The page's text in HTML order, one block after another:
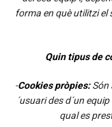
forma en què utilitzi el
Quin tipus de
-Cookies pròpies:Són
´usuari des d´un
qual es